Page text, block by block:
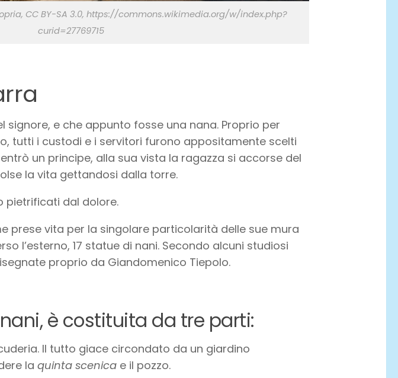
CC BY-SA 3.0, https://commons.wikimedia.org/w/index.php?
curid=27769715
signore, e che appunto fosse una nana. Proprio per
tutti i custodi e i servitori furono appositamente scelti
un principe, alla sua vista la ragazza si accorse del
la vita gettandosi dalla torre.
pietrificati dal dolore.
prese vita per la singolare particolarità delle sue mura
l’esterno, 17 statue di nani. Secondo alcuni studiosi
proprio da Giandomenico Tiepolo.
è costituita da tre parti:
Il tutto giace circondato da un giardino
la quinta scenica e il pozzo.